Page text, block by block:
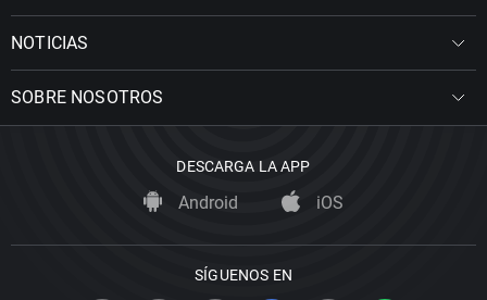
NOTICIAS
SOBRE NOSOTROS
DESCARGA LA APP
Android iOS
SÍGUENOS EN